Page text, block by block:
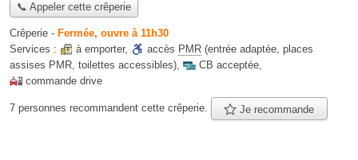
📞 Appeler cette crêperie
Crêperie - Fermée, ouvre à 11h30
Services :
à emporter, accès PMR (entrée adaptée, places
assises PMR, toilettes accessibles), CB acceptée,
commande drive
7 personnes recommandent cette crêperie. Je recommande